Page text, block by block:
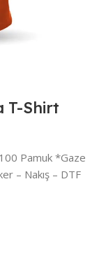
T-Shirt
Pamuk *Gaze
– Nakış – DTF